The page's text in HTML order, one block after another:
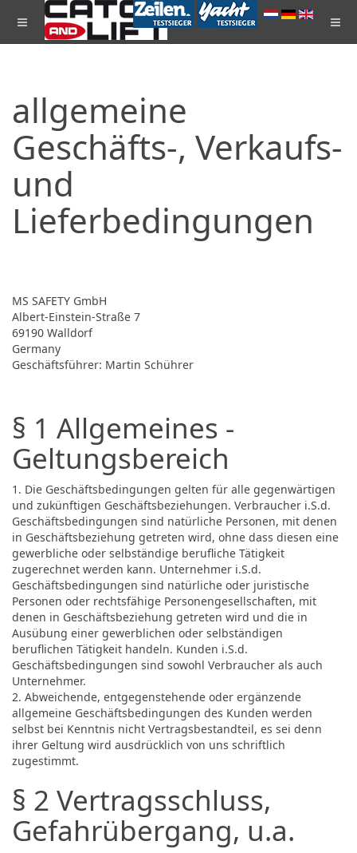
allgemeine
Geschäfts-, Verkaufs-
und
Lieferbedingungen
MS SAFETY GmbH
Albert-Einstein-Straße 7
69190 Walldorf
Germany
Geschäftsführer: Martin Schührer
§ 1 Allgemeines -
Geltungsbereich
1. Die Geschäftsbedingungen gelten für alle gegenwärtigen
und zukünftigen Geschäftsbeziehungen. Verbraucher i.S.d.
Geschäftsbedingungen sind natürliche Personen, mit denen
in Geschäftsbeziehung getreten wird, ohne dass diesen eine
gewerbliche oder selbständige berufliche Tätigkeit
zugerechnet werden kann. Unternehmer i.S.d.
Geschäftsbedingungen sind natürliche oder juristische
Personen oder rechtsfähige Personengesellschaften, mit
denen in Geschäftsbeziehung getreten wird und die in
Ausübung einer gewerblichen oder selbständigen
beruflichen Tätigkeit handeln. Kunden i.S.d.
Geschäftsbedingungen sind sowohl Verbraucher als auch
Unternehmer.
2. Abweichende, entgegenstehende oder ergänzende
allgemeine Geschäftsbedingungen des Kunden werden
selbst bei Kenntnis nicht Vertragsbestandteil, es sei denn
ihrer Geltung wird ausdrücklich von uns schriftlich
zugestimmt.
§ 2 Vertragsschluss,
Gefahrübergang, u.a.